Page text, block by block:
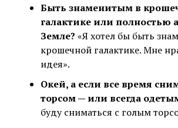
Быть знаменитым в
галактике или
Земле? «Я хотел бы быть
крошечной галактике. Мне
идея».
Окей, а если все время
торсом — или всегда
буду сниматься с голым